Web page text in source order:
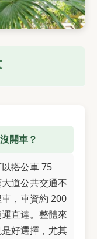
開車？
搭公車 75
道公共交通不
，車資約 200
直達。整體來
好選擇，尤其